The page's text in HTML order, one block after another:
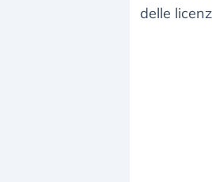
delle